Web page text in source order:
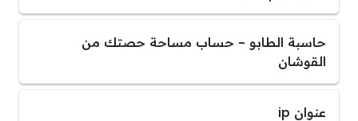
حاسبة الطابو – حساب مساحة حصتك من
القوشان
عنوان ip